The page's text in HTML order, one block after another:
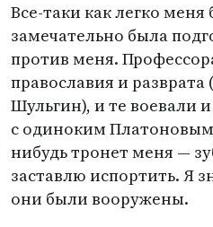
Все-таки как легко
замечательно была
против меня.
православия и разврата (
Шульгин), и те воевали
с одиноким
нибудь тронет меня —
заставлю испортить. Я
они были вооружены.